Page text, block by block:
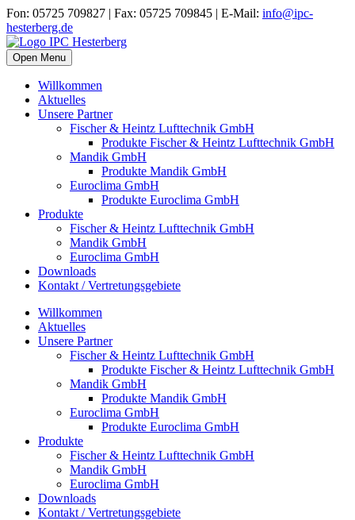
Fon: 05725 709827 | Fax: 05725 709845 | E-Mail: info@ipc-
hesterberg.de
Open Menu
Willkommen
Aktuelles
Unsere Partner
Fischer & Heintz Lufttechnik GmbH
Produkte Fischer & Heintz Lufttechnik GmbH
Mandik GmbH
Produkte Mandik GmbH
Euroclima GmbH
Produkte Euroclima GmbH
Produkte
Fischer & Heintz Lufttechnik GmbH
Mandik GmbH
Euroclima GmbH
Downloads
Kontakt / Vertretungsgebiete
Willkommen
Aktuelles
Unsere Partner
Fischer & Heintz Lufttechnik GmbH
Produkte Fischer & Heintz Lufttechnik GmbH
Mandik GmbH
Produkte Mandik GmbH
Euroclima GmbH
Produkte Euroclima GmbH
Produkte
Fischer & Heintz Lufttechnik GmbH
Mandik GmbH
Euroclima GmbH
Downloads
Kontakt / Vertretungsgebiete